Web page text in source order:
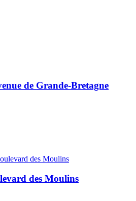
de Grande-Bretagne
des Moulins